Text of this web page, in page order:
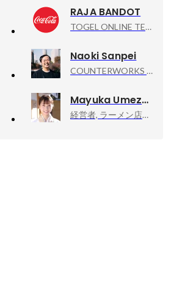
RAJA BANDOT
TOGEL ONLINE TERPERCAYA, SITUS JUDI ONLINE TERPERCAYA SE INDONESIA RAYA
Naoki Sanpei
COUNTERWORKS inc, CEO
Mayuka Umezawa
経営者, ラーメン店店主